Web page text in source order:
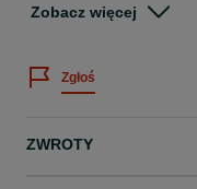
przetarcia stan na zdjęciu
Stan dobry/bardzo dobry
Zobacz więcej
Zgłoś
ZWROTY